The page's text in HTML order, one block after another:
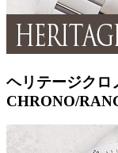
ヘリテージク
CHRONO/